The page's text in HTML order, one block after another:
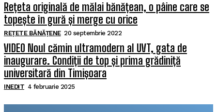
Rețeta originală de mălai bănățean, o pâine care se
topește în gură și merge cu orice
REȚETE BĂNĂȚENE 20 septembrie 2022
VIDEO Noul cămin ultramodern al UVT, gata de
inaugurare. Condiții de top și prima grădiniță
universitară din Timișoara
INEDIT 4 februarie 2025